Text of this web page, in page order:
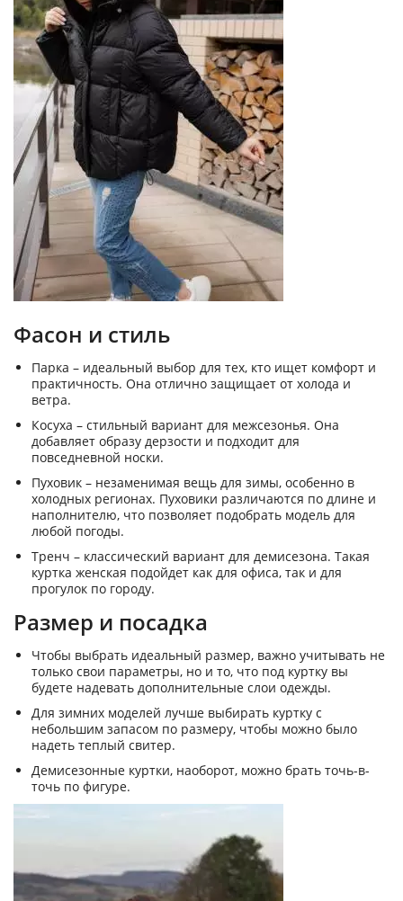
Фасон и стиль
Парка – идеальный выбор для тех, кто ищет комфорт и
практичность. Она отлично защищает от холода и
ветра.
Косуха – стильный вариант для межсезонья. Она
добавляет образу дерзости и подходит для
повседневной носки.
Пуховик – незаменимая вещь для зимы, особенно в
холодных регионах. Пуховики различаются по длине и
наполнителю, что позволяет подобрать модель для
любой погоды.
Тренч – классический вариант для демисезона. Такая
куртка женская подойдет как для офиса, так и для
прогулок по городу.
Размер и посадка
Чтобы выбрать идеальный размер, важно учитывать не
только свои параметры, но и то, что под куртку вы
будете надевать дополнительные слои одежды.
Для зимних моделей лучше выбирать куртку с
небольшим запасом по размеру, чтобы можно было
надеть теплый свитер.
Демисезонные куртки, наоборот, можно брать точь-в-
точь по фигуре.